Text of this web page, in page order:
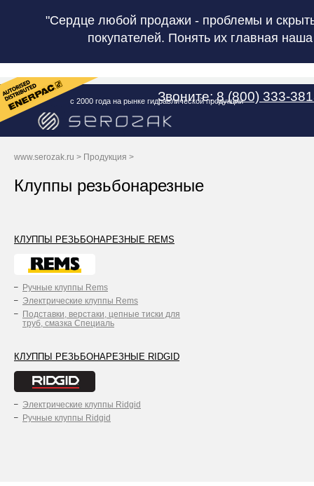
"Сердце любой продажи - проблемы и
покупателей. Понять их главная
с 2000 года на рынке гидравлической продукции
Звоните:8 (800) 333-
www.serozak.ru > Продукция >
Клуппы резьбонарезные
КЛУППЫ РЕЗЬБОНАРЕЗНЫЕ REMS
Ручные клуппы Rems
Электрические клуппы Rems
Подставки, верстаки, цепные тиски для
труб, смазка Специаль
КЛУППЫ РЕЗЬБОНАРЕЗНЫЕ RIDGID
Электрические клуппы Ridgid
Ручные клуппы Ridgid